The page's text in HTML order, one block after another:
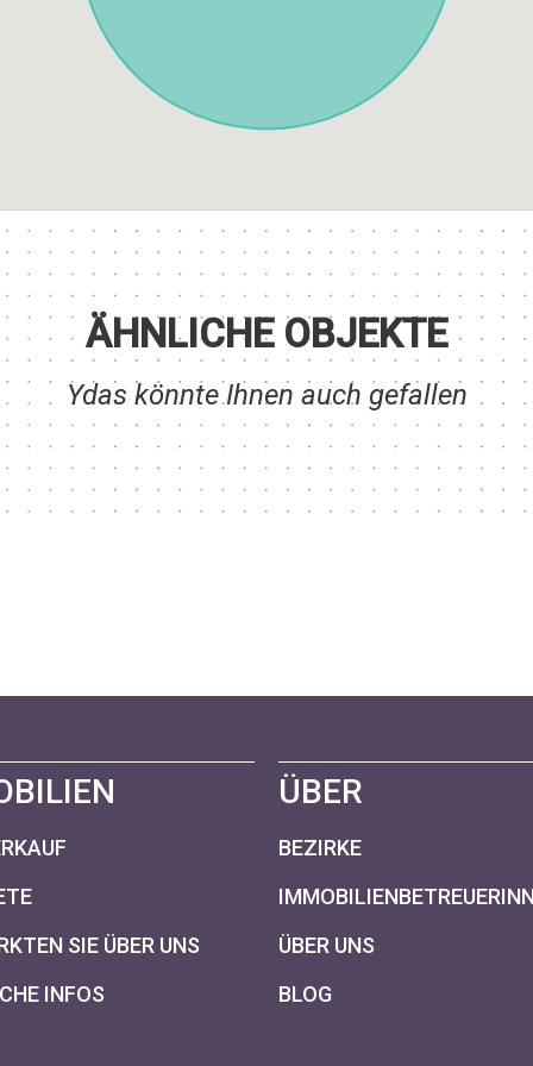
ÄHNLICHE OBJEKTE
Ydas könnte Ihnen auch gefallen
SIE ÜBER UNS
INFOS
ÜBER
BEZIRKE
ÜBER UNS
BLOG